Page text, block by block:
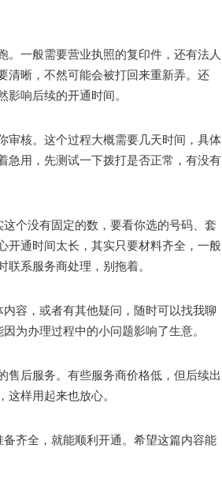
一般需要营业执照的复印件，还有法人
清晰，不然可能会被打回来重新弄。还
响后续的开通时间。
核。这个过程大概需要几天时间，具体
急用，先测试一下拨打是否正常，有没有
个没有固定的数，要看你选的号码、套
开通时间太长，其实只要材料齐全，一般
系服务商处理，别拖着。
容，或者有其他疑问，随时可以找我聊
为办理过程中的小问题影响了生意。
后服务。有些服务商价格低，但后续出
样用起来也放心。
齐全，就能顺利开通。希望这篇内容能